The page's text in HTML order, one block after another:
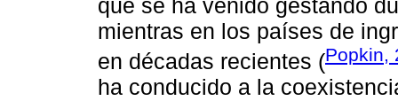
que se ha venido gestando
mientras en los países de
en décadas recientes (Popkin,
ha conducido a la